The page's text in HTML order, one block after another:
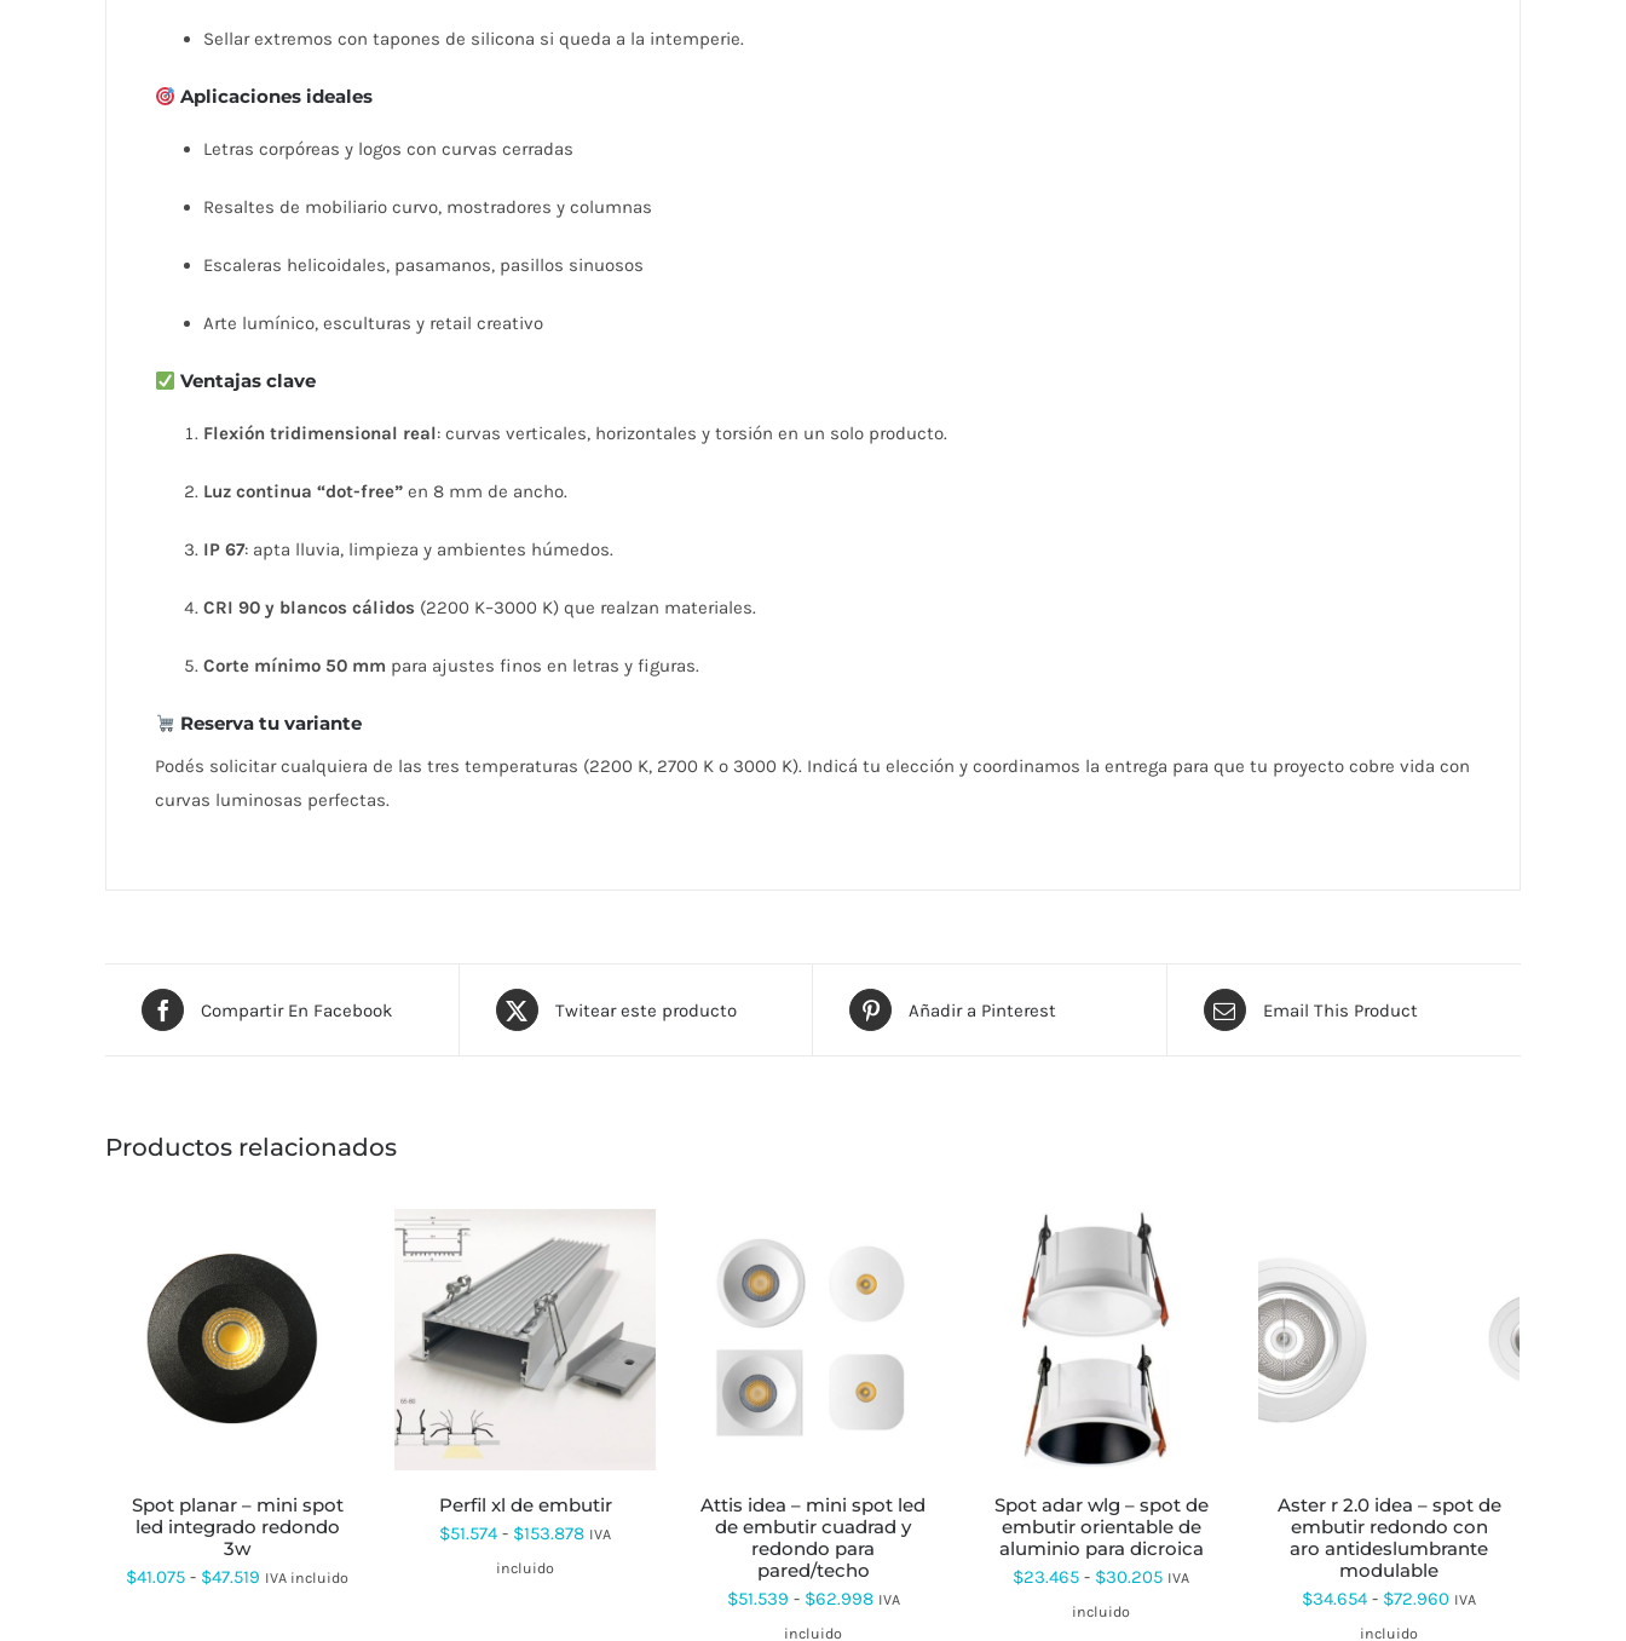
Sellar extremos con tapones de silicona si queda a la intemperie.
Aplicaciones ideales
Letras corpóreas y logos con curvas cerradas
Resaltes de mobiliario curvo, mostradores y columnas
Escaleras helicoidales, pasamanos, pasillos sinuosos
Arte lumínico, esculturas y retail creativo
Ventajas clave
Flexión tridimensional real: curvas verticales, horizontales y torsión en un solo producto.
Luz continua “dot-free” en 8 mm de ancho.
IP 67: apta lluvia, limpieza y ambientes húmedos.
CRI 90 y blancos cálidos (2200 K–3000 K) que realzan materiales.
Corte mínimo 50 mm para ajustes finos en letras y figuras.
Reserva tu variante
Podés solicitar cualquiera de las tres temperaturas (2200 K, 2700 K o 3000 K). Indicá tu elección y coordinamos la entrega para que tu proyecto cobre vida con
curvas luminosas perfectas.
Compartir En Facebook Twitear este producto Añadir a Pinterest Email This Product
Productos relacionados
ESTE
PRODUCTO
TIENE
MÚLTIPLES
VARIANTES.
PUEDEN
ELEGIR
EN
LA
spot planar – mini spot
led integrado redondo
3w
$41.075 - $47.519 Rango
IVA incluido
ESTE
PRODUCTO
TIENE
SE
PUEDEN
ELEGIR
EN
perfil xl de embutir
$51.574 - $153.878Rango
IVA
incluido
PRODUCTO
MÚLTIPLES
VARIANTES.
SE
PUEDEN
ELEGIR
EN
LA
PÁGINA
DE
attis idea – mini spot led
de embutir cuadrad y
redondo para
pared/techo
$51.539 - $62.998Rango
IVA
incluido
ESTE
PRODUCTO
MÚLTIPLES
VARIANTES.
LAS
OPCIONES
SE
PUEDEN
ELEGIR
EN
LA
PÁGINA
spot adar wlg – spot de
embutir orientable de
aluminio para dicroica
$23.465 - $30.205Rango
IVA
incluido
SE
PUEDEN
ELEGIR
EN
LA
PÁGINA
DE
aster r 2.0 idea – spot de
embutir redondo con
aro antideslumbrante
modulable
$34.654 - $72.960Rango
IVA
incluido